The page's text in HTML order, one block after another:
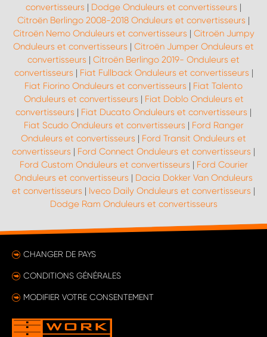
convertisseurs | Dodge Onduleurs et convertisseurs |
Citroën Berlingo 2008-2018 Onduleurs et convertisseurs |
Citroën Nemo Onduleurs et convertisseurs | Citroën Jumpy
Onduleurs et convertisseurs | Citroën Jumper Onduleurs et
convertisseurs | Citroën Berlingo 2019- Onduleurs et
convertisseurs | Fiat Fullback Onduleurs et convertisseurs |
Fiat Fiorino Onduleurs et convertisseurs | Fiat Talento
Onduleurs et convertisseurs | Fiat Doblo Onduleurs et
convertisseurs | Fiat Ducato Onduleurs et convertisseurs |
Fiat Scudo Onduleurs et convertisseurs | Ford Ranger
Onduleurs et convertisseurs | Ford Transit Onduleurs et
convertisseurs | Ford Connect Onduleurs et convertisseurs |
Ford Custom Onduleurs et convertisseurs | Ford Courier
Onduleurs et convertisseurs | Dacia Dokker Van Onduleurs
et convertisseurs | Iveco Daily Onduleurs et convertisseurs |
Dodge Ram Onduleurs et convertisseurs
CHANGER DE PAYS
CONDITIONS GÉNÉRALES
MODIFIER VOTRE CONSENTEMENT